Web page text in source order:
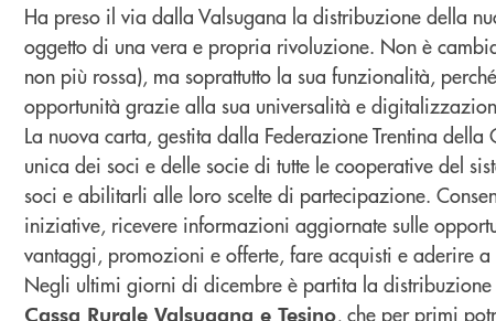
Ha preso il via dalla Valsugana la distribuzione della
oggetto di una vera e propria rivoluzione. Non è
non più rossa), ma soprattutto la sua funzionalità,
opportunità grazie alla sua universalità e
La nuova carta, gestita dalla Federazione Trentina
unica dei soci e delle socie di tutte le cooperative del
soci e abilitarli alle loro scelte di partecipazione.
iniziative, ricevere informazioni aggiornate sulle
vantaggi, promozioni e offerte, fare acquisti e aderire
Negli ultimi giorni di dicembre è partita la distribuzione
Cassa Rurale Valsugana e Tesino, che per primi